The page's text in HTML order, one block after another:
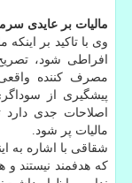
مالیات بر عایدی
وی با تاكید بر
افراطی شود،
مصرف كننده واقعی
پیشگیری از
اصلاحات جدی
مالیات پر شود.
شقاقی با اشاره به
كه هدفمند نیستند